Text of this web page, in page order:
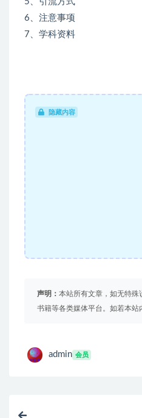
6、注意事项
7、学科资料
隐藏内容
声明： 本站所有文章，如无特殊
书籍等各类媒体平台。如若本站
admin 会员